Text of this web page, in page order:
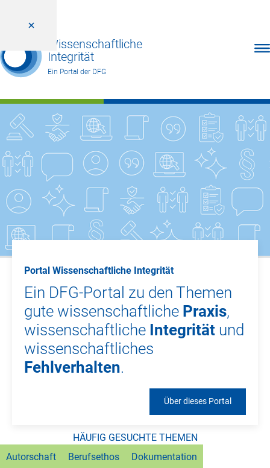
Wissenschaftliche
Integrität
Ein Portal der DFG
Portal Wissenschaftliche Integrität
Ein DFG-Portal zu den Themen
gute wissenschaftliche Praxis,
wissenschaftliche Integrität und
wissenschaftliches
Fehlverhalten.
Über dieses Portal
Wissenschaftliche Integrität
HÄUFIG GESUCHTE THEMEN
Autorschaft
Berufsethos Dokumentation